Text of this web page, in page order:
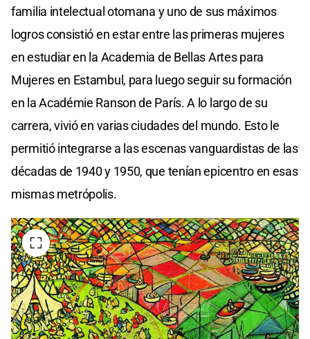
familia intelectual otomana y uno de sus máximos
logros consistió en estar entre las primeras mujeres
en estudiar en la Academia de Bellas Artes para
Mujeres en Estambul, para luego seguir su formación
en la Académie Ranson de París. A lo largo de su
carrera, vivió en varias ciudades del mundo. Esto le
permitió integrarse a las escenas vanguardistas de las
décadas de 1940 y 1950, que tenían epicentro en esas
mismas metrópolis.